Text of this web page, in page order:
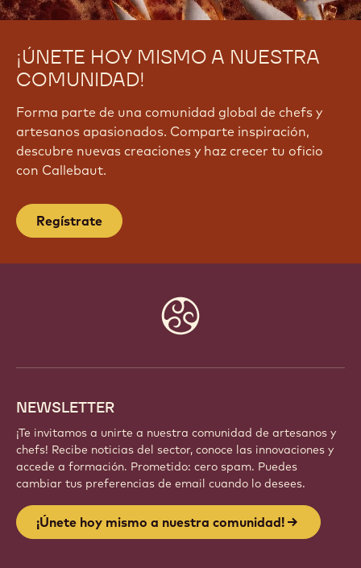
¡ÚNETE HOY MISMO A NUESTRA
COMUNIDAD!
Forma parte de una comunidad global de chefs y
artesanos apasionados. Comparte inspiración,
descubre nuevas creaciones y haz crecer tu oficio
con Callebaut.
Regístrate
NEWSLETTER
¡Te invitamos a unirte a nuestra comunidad de artesanos y
chefs! Recibe noticias del sector, conoce las innovaciones y
accede a formación. Prometido: cero spam. Puedes
cambiar tus preferencias de email cuando lo desees.
¡Únete hoy mismo a nuestra comunidad!